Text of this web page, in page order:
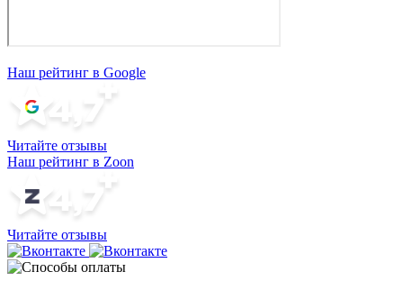
Наш рейтинг в Google
Читайте отзывы
Наш рейтинг в Zoon
Читайте отзывы